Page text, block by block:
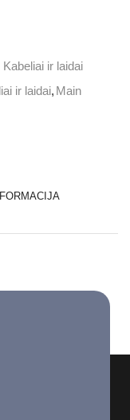
Kabeliai ir laidai
ir laidai, Main